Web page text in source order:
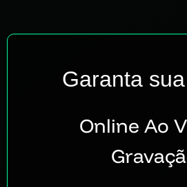
Garanta
Online Ao